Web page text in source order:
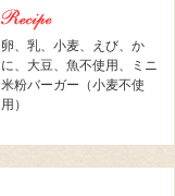
卵、乳、小麦、えび、か
に、大豆、魚不使用、ミニ
米粉バーガー（小麦不使
用）